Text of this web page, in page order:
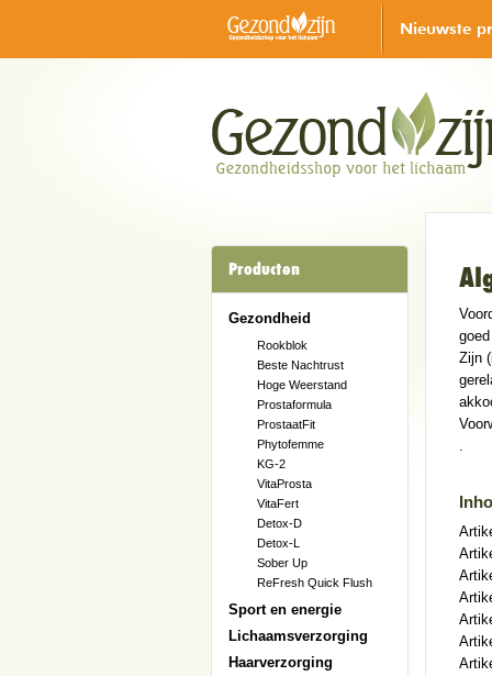
Nieuwste
Producten
Gezondheid
Rookblok
Beste Nachtrust
Hoge Weerstand
Prostaformula
ProstaatFit
Phytofemme
KG-2
VitaProsta
VitaFert
Detox-D
Detox-L
Sober Up
ReFresh Quick Flush
Sport en energie
Lichaamsverzorging
Haarverzorging
Zijn
.